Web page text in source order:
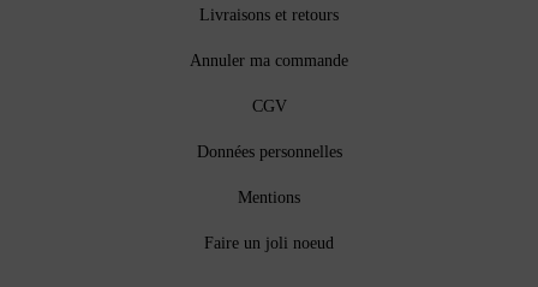
Livraisons et retours
Annuler ma commande
CGV
Données personnelles
Mentions
Faire un joli noeud